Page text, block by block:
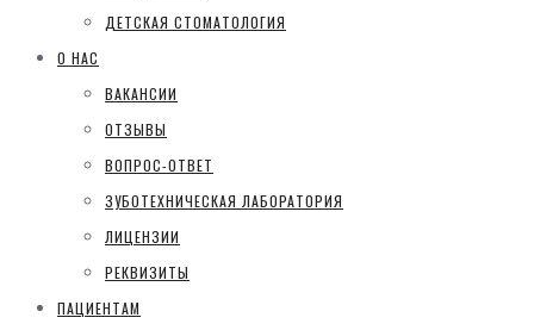
ДЕТСКАЯ СТОМАТОЛОГИЯ
О НАС
ВАКАНСИИ
ОТЗЫВЫ
ВОПРОС-ОТВЕТ
ЗУБОТЕХНИЧЕСКАЯ ЛАБОРАТОРИЯ
ЛИЦЕНЗИИ
РЕКВИЗИТЫ
ПАЦИЕНТАМ